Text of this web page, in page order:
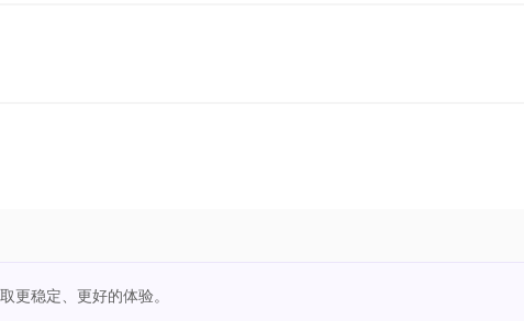
更稳定、更好的体验。